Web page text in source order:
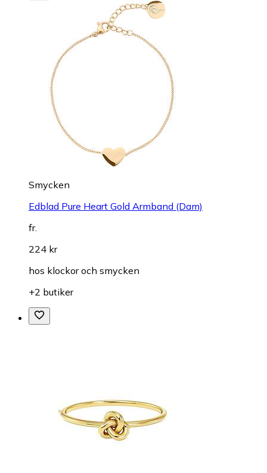
Smycken
Edblad Pure Heart Gold Armband (Dam)
fr.
224 kr
hos klockor och smycken
+2 butiker